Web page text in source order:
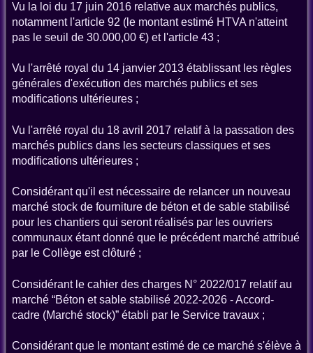
Vu la loi du 17 juin 2016 relative aux marchés publics,
notamment l'article 92 (le montant estimé HTVA n'atteint
pas le seuil de 30.000,00 €) et l'article 43 ;
Vu l'arrêté royal du 14 janvier 2013 établissant les règles
générales d'exécution des marchés publics et ses
modifications ultérieures ;
Vu l'arrêté royal du 18 avril 2017 relatif à la passation des
marchés publics dans les secteurs classiques et ses
modifications ultérieures ;
Considérant qu'il est nécessaire de relancer un nouveau
marché stock de fourniture de béton et de sable stabilisé
pour les chantiers qui seront réalisés par les ouvriers
communaux étant donné que le précédent marché attribué
par le Collège est clôturé ;
Considérant le cahier des charges N° 2022/017 relatif au
marché “Béton et sable stabilisé 2022-2026 - Accord-
cadre (Marché stock)” établi par le Service travaux ;
Considérant que le montant estimé de ce marché s'élève à